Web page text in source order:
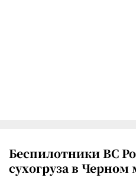
Беспилотники ВС
сухогруза в Черном